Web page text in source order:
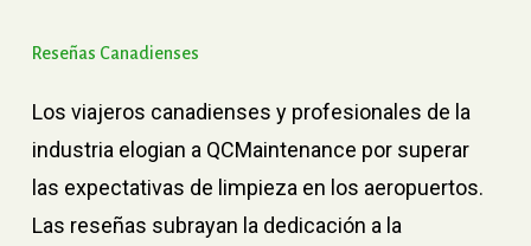
Reseñas Canadienses
Los viajeros canadienses y profesionales de la
industria elogian a QCMaintenance por superar
las expectativas de limpieza en los aeropuertos.
Las reseñas subrayan la dedicación a la